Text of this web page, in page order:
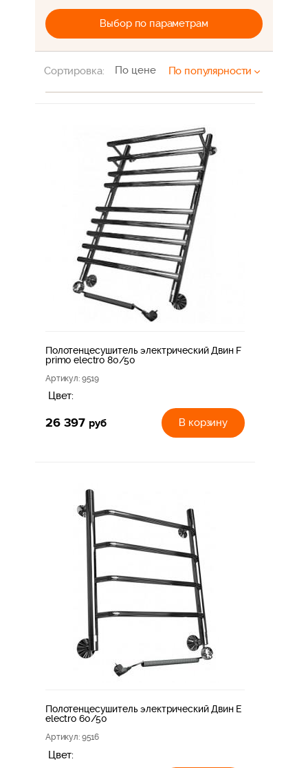
Выбор по параметрам
Сортировка: По цене По популярности
Полотенцесушитель электрический Двин F
primo electro 80/50
Артикул: 9519
Цвет:
26 397 руб В корзину
Полотенцесушитель электрический Двин E
electro 60/50
Артикул: 9516
Цвет: